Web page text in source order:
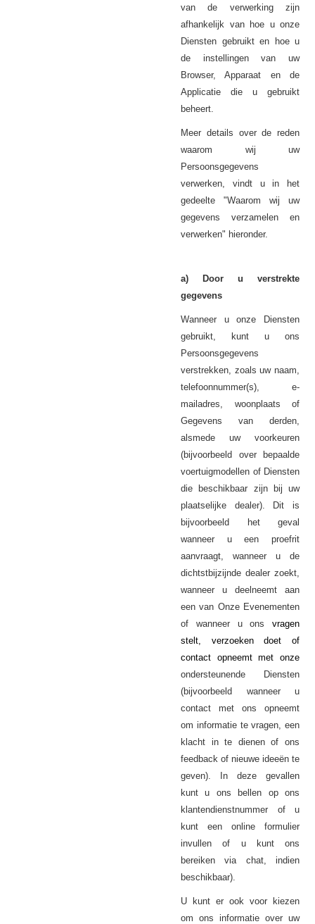
van de verwerking zijn
afhankelijk van hoe u onze
Diensten gebruikt en hoe u
de instellingen van uw
Browser, Apparaat en de
Applicatie die u gebruikt
beheert.
Meer details over de reden
waarom wij uw
Persoonsgegevens
verwerken, vindt u in het
gedeelte "Waarom wij uw
gegevens verzamelen en
verwerken" hieronder.
a) Door u verstrekte
gegevens
Wanneer u onze Diensten
gebruikt, kunt u ons
Persoonsgegevens
verstrekken, zoals uw naam,
telefoonnummer(s), e-
mailadres, woonplaats of
Gegevens
van derden,
alsmede uw voorkeuren
(bijvoorbeeld over bepaalde
voertuigmodellen of Diensten
die beschikbaar zijn bij uw
plaatselijke dealer). Dit is
bijvoorbeeld het geval
wanneer u een proefrit
aanvraagt, wanneer u de
dichtstbijzijnde dealer zoekt,
wanneer u deelneemt aan
een van Onze Evenementen
of wanneer u ons vragen
stelt, verzoeken doet of
contact opneemt met onze
ondersteunende
Diensten
(bijvoorbeeld wanneer u
contact met ons opneemt
om informatie te vragen, een
klacht in te dienen of ons
feedback of nieuwe ideeën te
geven). In deze gevallen
kunt u ons bellen op ons
klantendienstnummer of u
kunt een online formulier
invullen of u kunt ons
bereiken via chat, indien
beschikbaar).
U kunt er ook voor kiezen
om ons informatie over uw